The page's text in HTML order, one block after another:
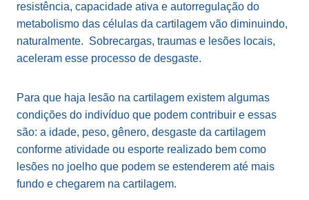
resistência, capacidade ativa e autorregulação do
metabolismo das células da cartilagem vão diminuindo,
naturalmente. Sobrecargas, traumas e lesões locais,
aceleram esse processo de desgaste.
Para que haja lesão na cartilagem existem algumas
condições do indivíduo que podem contribuir e essas
são: a idade, peso, gênero, desgaste da cartilagem
conforme atividade ou esporte realizado bem como
lesões no joelho que podem se estenderem até mais
fundo e chegarem na cartilagem.